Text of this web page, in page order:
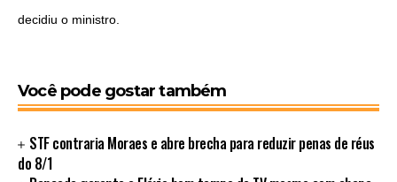
decidiu o ministro.
Você pode gostar também
STF contraria Moraes e abre brecha para reduzir penas de réus
do 8/1